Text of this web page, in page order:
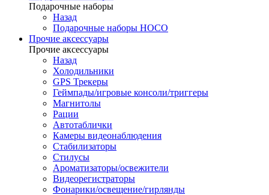
Подарочные наборы
Назад
Подарочные наборы HOCO
Прочие аксессуары
Прочие аксессуары
Назад
Холодильники
GPS Трекеры
Геймпады/игровые консоли/триггеры
Магнитолы
Рации
Автотаблички
Камеры видеонаблюдения
Стабилизаторы
Стилусы
Ароматизаторы/освежители
Видеорегистраторы
Фонарики/освещение/гирлянды